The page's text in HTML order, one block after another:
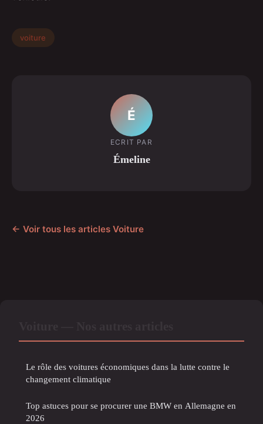
voiture
É
ECRIT PAR
Émeline
← Voir tous les articles Voiture
Le rôle des voitures économiques dans la lutte contre le
changement climatique
Top astuces pour se procurer une BMW en Allemagne en
2026